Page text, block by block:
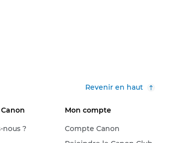
Revenir en haut
nous ?
Mon compte
Compte Canon